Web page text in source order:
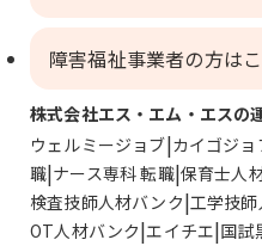
障害福祉事業者の方は
株式会社エス・エム・エスの
ウェルミージョブ カイゴジ
職 ナース専科 転職 保育士人
検査技師人材バンク 工学技
OT人材バンク エイチエ 国試